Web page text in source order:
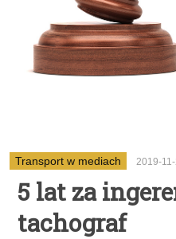
Transport w mediach 2019-
5 lat za
tachograf